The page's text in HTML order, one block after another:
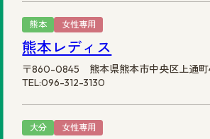
熊本 女性専用
熊本レディス
〒860-0845 熊本県熊本市中央区上通町
TEL:096-312-3130
大分 女性専用